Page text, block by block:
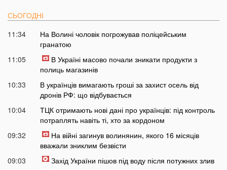
СЬОГОДНІ
11:34
На Волині чоловік погрожував поліцейським
гранатою
11:05
В Україні масово почали зникати продукти з
полиць магазинів
10:33
В українців вимагають гроші за захист осель від
дронів РФ: що відбувається
10:04
ТЦК отримають нові дані про українців: під контроль
потраплять навіть ті, хто за кордоном
09:32
На війні загинув волинянин, якого 16 місяців
вважали зниклим безвісти
09:03
Захід України пішов під воду після потужних злив